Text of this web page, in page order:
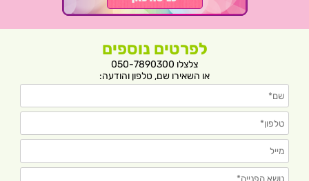
לפרטים נוספים
צלצלו 050-7890300
או השאירו שם, טלפון והודעה: